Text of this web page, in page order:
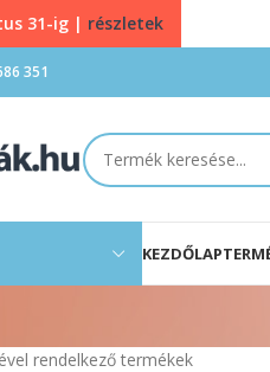
351
KEZDŐLAP
rendelkező termékek
31-ig | részletek